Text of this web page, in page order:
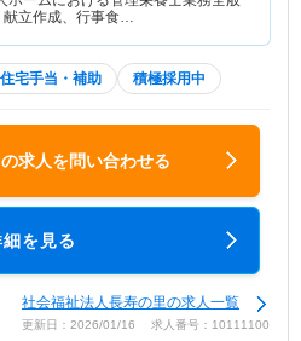
献立作成、行事食…
住宅手当・補助 積極採用中
求人を問い合わせる
細を見る
社会福祉法人長寿の里の求人一覧
更新日：2026/01/16 求人番号：10111100